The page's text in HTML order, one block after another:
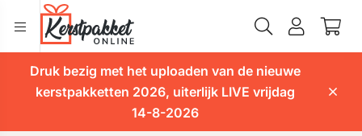
Druk bezig met het uploaden van de nieuwe
kerstpakketten 2026, uiterlijk LIVE vrijdag
14-8-2026